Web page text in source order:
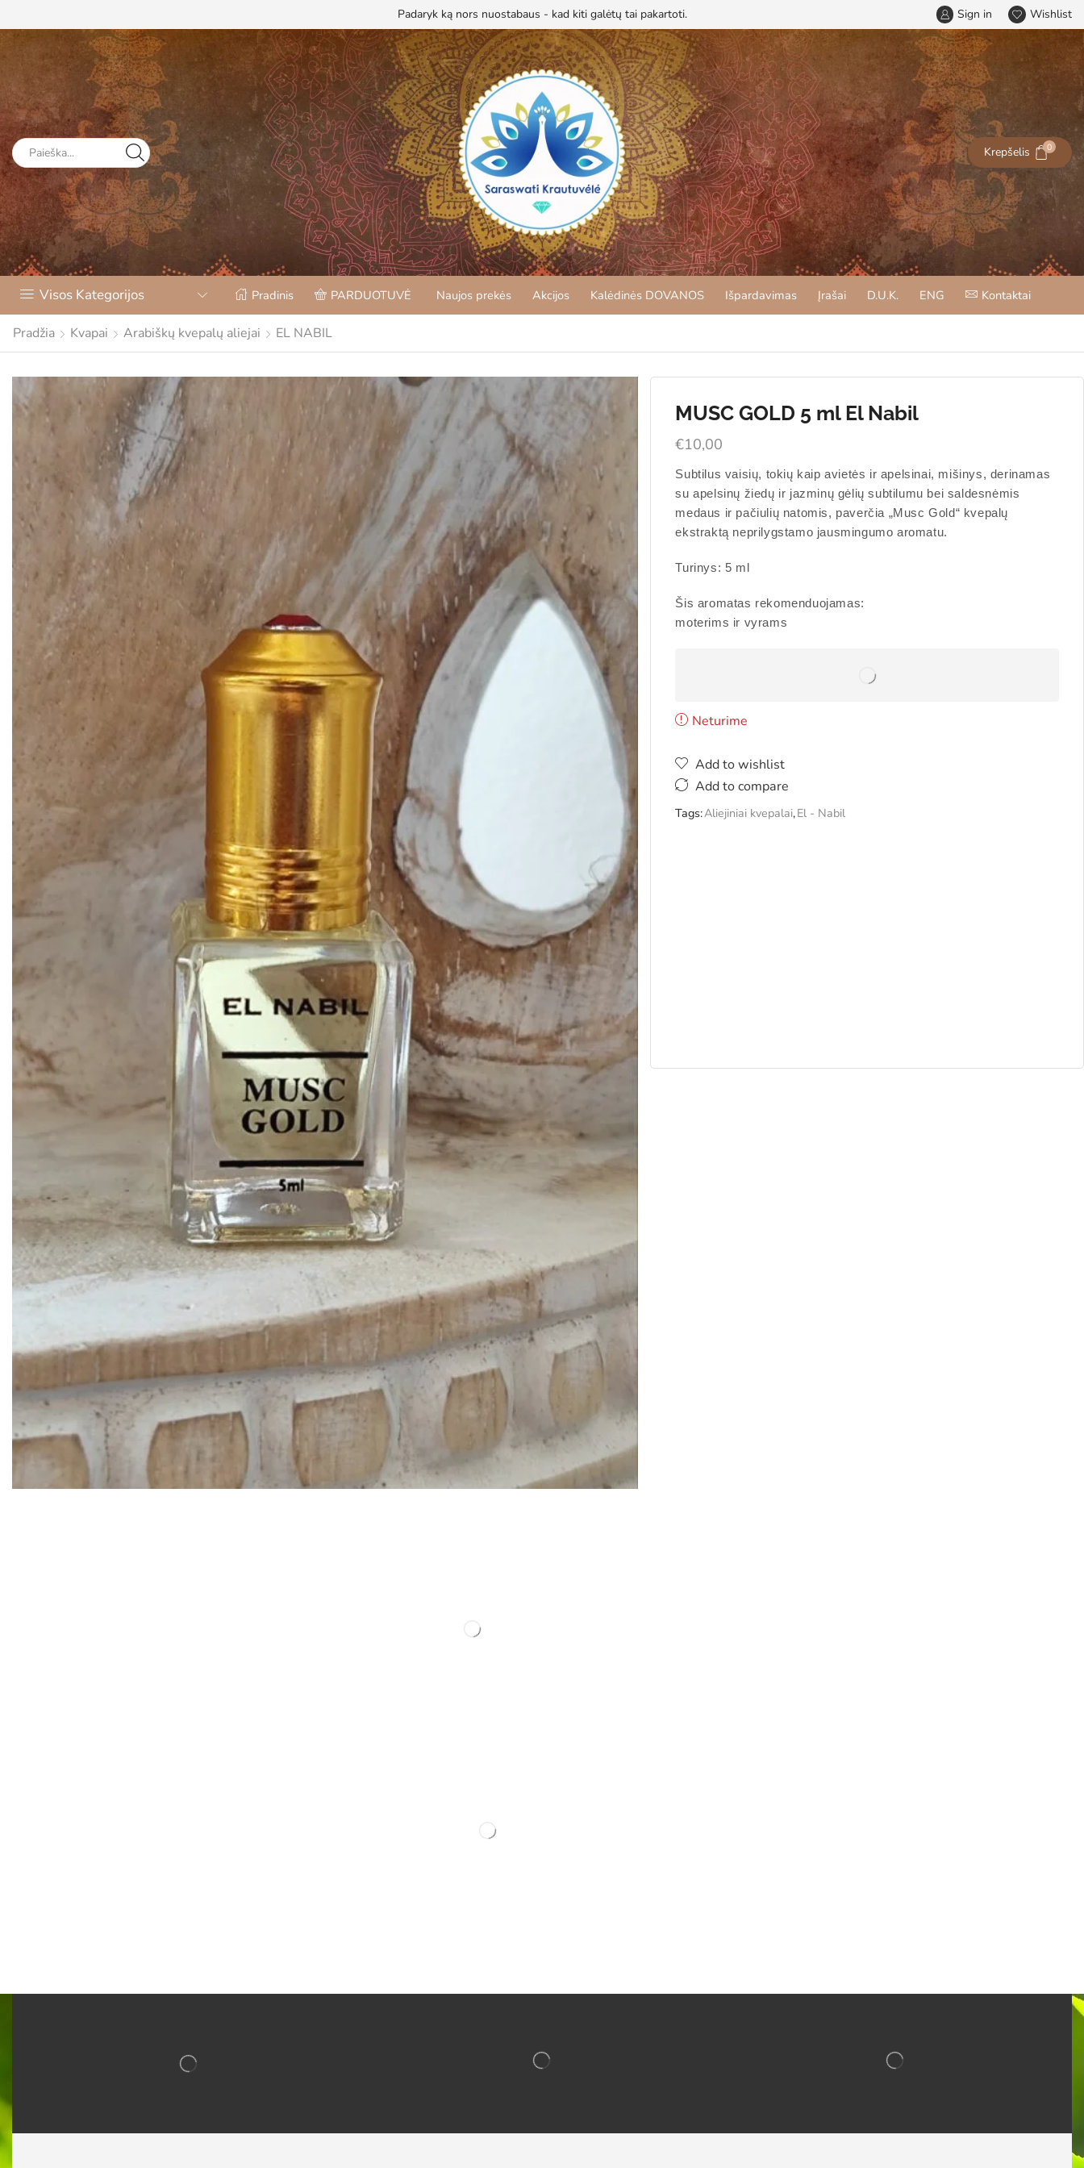
Padaryk ką nors nuostabaus - kad kiti galėtų tai pakartoti. Sign in Wishlist
Krepšelis 0
Visos Kategorijos Pradinis PARDUOTUVĖ Naujos prekės Akcijos Kalėdinės DOVANOS Išpardavimas Įrašai D.U.K. ENG Kontaktai
Pradžia Kvapai Arabiškų kvepalų aliejai EL NABIL
MUSC GOLD 5 ml El Nabil
€10,00
Subtilus vaisių, tokių kaip avietės ir apelsinai, mišinys, derinamas
su apelsinų žiedų ir jazminų gėlių subtilumu bei saldesnėmis
medaus ir pačiulių natomis, paverčia „Musc Gold“ kvepalų
ekstraktą neprilygstamo jausmingumo aromatu.
Turinys: 5 ml
Šis aromatas rekomenduojamas:
moterims ir vyrams
Neturime
Add to wishlist
Add to compare
Tags:Aliejiniai kvepalai,El - Nabil